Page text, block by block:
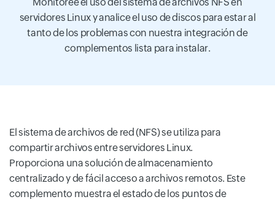
servidores Linux y analice el uso de discos para estar al
tanto de los problemas con nuestra integración de
complementos lista para instalar.
El sistema de archivos de red (NFS) se utiliza para
compartir archivos entre servidores Linux.
Proporciona una solución de almacenamiento
centralizado y de fácil acceso a archivos remotos. Este
complemento muestra el estado de los puntos de